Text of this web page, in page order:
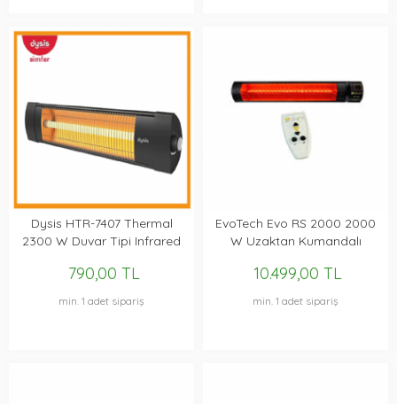
Dysis HTR-7407 Thermal
2300 W Duvar Tipi Infrared
790,00 TL
min. 1 adet sipariş
EvoTech Evo RS 2000 2000
W Uzaktan Kumandalı
10.499,00 TL
min. 1 adet sipariş